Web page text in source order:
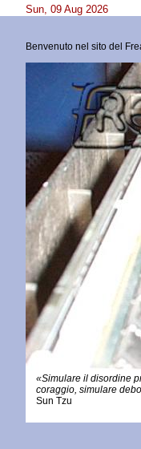
Sun, 09 Aug 2026
Benvenuto nel sito del
«Simulare il disordine
coraggio, simulare
Sun Tzu